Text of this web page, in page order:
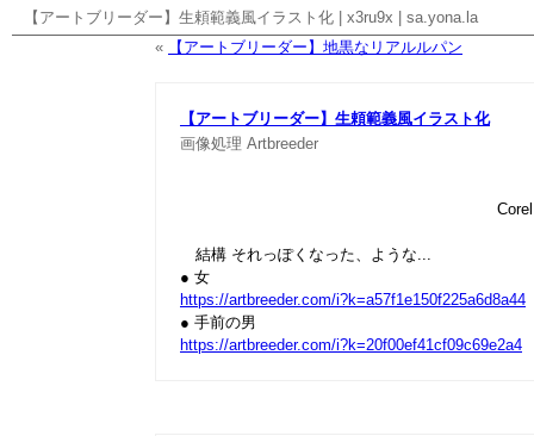
【アートブリーダー】生頼範義風イラスト化 x3ru9x
sa.yona.la
«
【アートブリーダー】地黒なリアルルパン
【アートブリーダー】生頼範義風イラスト化
画像処理 Artbreeder
結構 それっぽくなった、ような...
● 女
https://artbreeder.com/i?k=a57f1e150f225a6d8a44
● 手前の男
https://artbreeder.com/i?k=20f00ef41cf09c69e2a4